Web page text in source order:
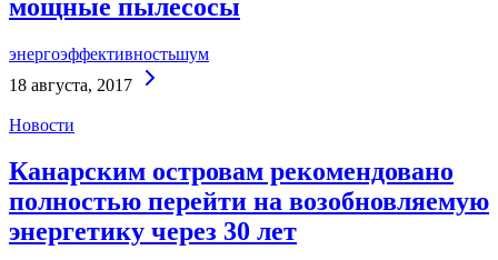
мощные пылесосы
энергоэффективностьшум
18 августа, 2017
Новости
Канарским островам рекомендовано
полностью перейти на возобновляемую
энергетику через 30 лет